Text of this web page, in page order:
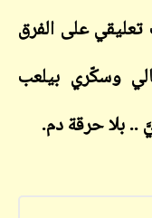
على الفرق
وسكّري بيلعب
.. بلا حرقة دم.